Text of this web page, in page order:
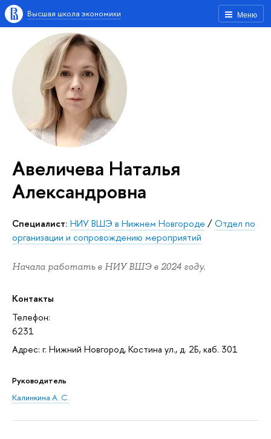
Меню
Высшая школа экономики
Авеличева Наталья
Александровна
Специалист: НИУ ВШЭ в Нижнем Новгороде /Отдел по
организации и сопровождению мероприятий
Начала работать в НИУ ВШЭ в 2024 году.
Контакты
Телефон:
6231
Адрес: г. Нижний Новгород, Костина ул., д. 2Б, каб. 301
Руководитель
Калинкина А. С.